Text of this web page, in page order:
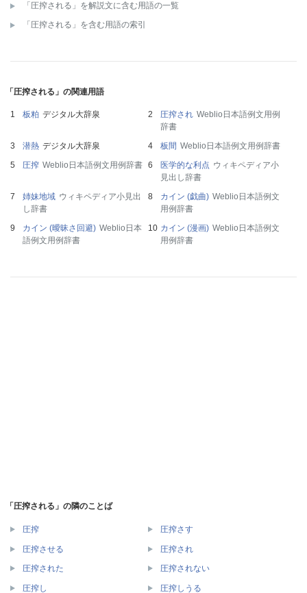
「圧搾される」を解説文に含む用語の一覧
「圧搾される」を含む用語の索引
「圧搾される」の関連用語
板粕 デジタル大辞泉 圧搾され Weblio日本語例文用例
辞書
潜熱 デジタル大辞泉 板間 Weblio日本語例文用例辞書
圧搾 Weblio日本語例文用例辞書 医学的な利点 ウィキペディア小
見出し辞書
姉妹地域 ウィキペディア小見出
し辞書
カイン (戯曲) Weblio日本語例文
用例辞書
カイン (曖昧さ回避) Weblio日本
語例文用例辞書
カイン (漫画) Weblio日本語例文
用例辞書
「圧搾される」の隣のことば
圧搾 圧搾さす
圧搾させる 圧搾され
圧搾された 圧搾されない
圧搾し 圧搾しうる